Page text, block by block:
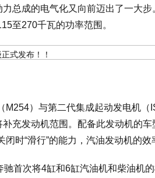
总成的电气化又向前迈出了一大
至270千瓦的功率范围。
M254）与第二代集成起动发电机（
充发动机范围。配备此发动机的车
时“滑行”的能力，汽油发动机的效
首次将4缸和6缸汽油机和柴油机